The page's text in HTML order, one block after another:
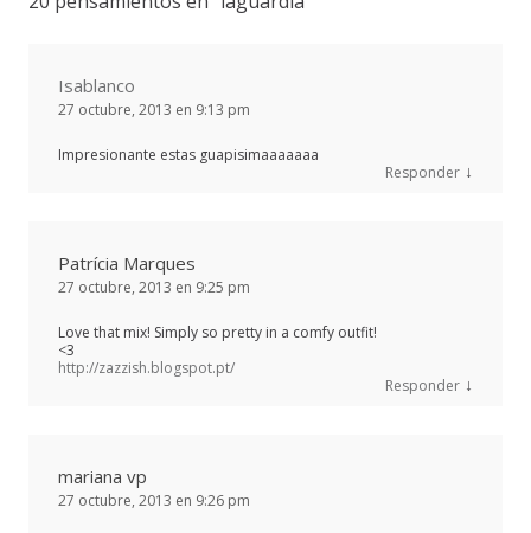
Isablanco
27 octubre, 2013 en 9:13 pm
Impresionante estas guapisimaaaaaaa
Responder ↓
Patrícia Marques
27 octubre, 2013 en 9:25 pm
Love that mix! Simply so pretty in a comfy outfit!
<3
http://zazzish.blogspot.pt/
Responder ↓
mariana vp
27 octubre, 2013 en 9:26 pm